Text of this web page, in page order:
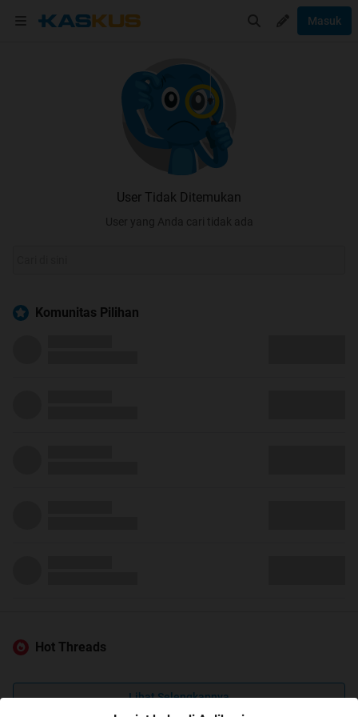
Masuk
User Tidak Ditemukan
User yang Anda cari tidak ada
Komunitas Pilihan
Hot Threads
Lihat Selengkapnya